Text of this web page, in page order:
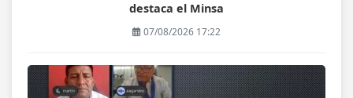
destaca el Minsa
07/08/2026 17:22